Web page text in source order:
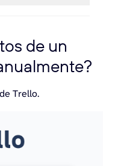
de un
Trello.